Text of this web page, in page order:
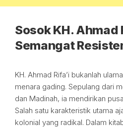
Sosok KH. Ahmad
Semangat
KH. Ahmad Rifa’i bukanlah
menara gading. Sepulang dari
dan Madinah, ia mendirikan
Salah satu karakteristik utama
kolonial yang radikal. Dalam